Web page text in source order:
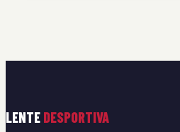
LENTE DESPORTIVA